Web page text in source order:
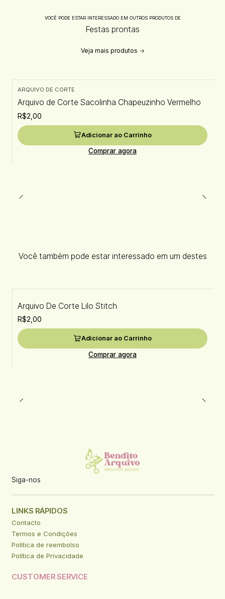
VOCÊ PODE ESTAR INTERESSADO EM OUTROS PRODUTOS DE
Festas prontas
Veja mais produtos
ARQUIVO DE CORTE
Arquivo de Corte Sacolinha Chapeuzinho Vermelho
R$2,00
Adicionar ao Carrinho
Comprar agora
Você também pode estar interessado em um destes
Arquivo De Corte Lilo Stitch
R$2,00
Adicionar ao Carrinho
Comprar agora
Siga-nos
LINKS RÁPIDOS
Contacto
Termos e Condições
Politica de reembolso
Política de Privacidade
CUSTOMER SERVICE